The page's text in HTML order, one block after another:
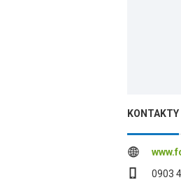
KONTAKTY
0903